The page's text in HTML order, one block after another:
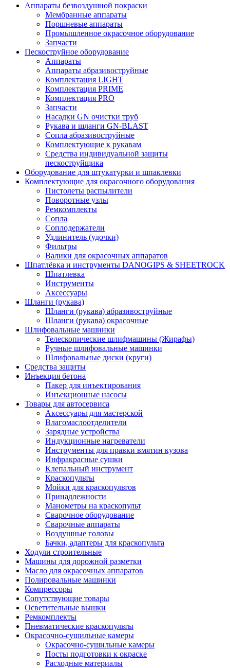
Аппараты безвоздушной покраски
Мембранные аппараты
Поршневые аппараты
Промышленное окрасочное оборудование
Запчасти
Пескоструйное оборудование
Аппараты
Аппараты абразивоструйные
Комплектация LIGHT
Комплектация PRIME
Комплектация PRO
Запчасти
Насадки GN очистки труб
Рукава и шланги GN-BLAST
Сопла абразивоструйные
Комплектующие к рукавам
Средства индивидуальной защиты
пескоструйщика
Оборудование для штукатурки и шпаклевки
Комплектующие для окрасочного оборудования
Пистолеты распылители
Поворотные узлы
Ремкомплекты
Сопла
Соплодержатели
Удлинитель (удочки)
Фильтры
Валики для окрасочных аппаратов
Шпатлёвка и инструменты DANOGIPS & SHEETROCK
Шпатлевка
Инструменты
Аксессуары
Шланги (рукава)
Шланги (рукава) абразивоструйные
Шланги (рукава) окрасочные
Шлифовальные машинки
Телескопические шлифмашины (Жирафы)
Ручные шлифовальные машинки
Шлифовальные диски (круги)
Средства защиты
Инъекция бетона
Пакер для инъектирования
Инъекционные насосы
Товары для автосервиса
Аксессуары для мастерской
Влагомаслоотделители
Зарядные устройства
Индукционные нагреватели
Инструменты для правки вмятин кузова
Инфракрасные сушки
Клепальный инструмент
Краскопульты
Мойки для краскопультов
Принадлежности
Манометры на краскопульт
Сварочное оборудование
Сварочные аппараты
Воздушные головы
Бачки, адаптеры для краскопульта
Ходули строительные
Машины для дорожной разметки
Масло для окрасочных аппаратов
Полировальные машинки
Компрессоры
Сопутствующие товары
Осветительные вышки
Ремкомплекты
Пневматические краскопульты
Окрасочно-сушильные камеры
Окрасочно-сушильные камеры
Посты подготовки к окраске
Расходные материалы